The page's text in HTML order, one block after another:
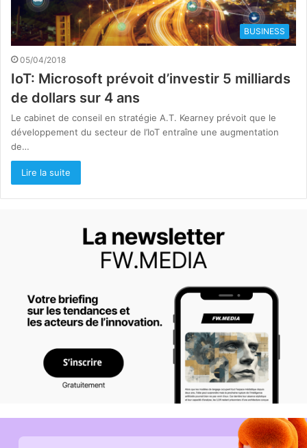
BUSINESS
05/04/2018
IoT: Microsoft prévoit d’investir 5 milliards
de dollars sur 4 ans
Le cabinet de conseil en stratégie A.T. Kearney prévoit que le
développement du secteur de l’IoT entraîne une augmentation
de…
Lire la suite